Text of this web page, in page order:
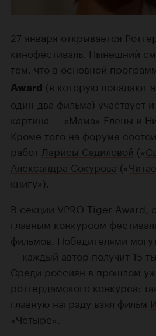
27 января открывается
кинофестиваль. Нынешний
тем, что в основной
Award (в которую попадают
один-два фильма) участвует
картина — «Мама» Елены и
Кроме того на форуме
работ Ларисы Садиловой («
Александра Сокурова («
книгу»).
В секции VPRO Tiger Award,
главным конкурсом
фильмов. Победителями
— каждый автор получит 15
Среди россиян в прошлом
роттердамского конкурса:
главную награду взял фильм
«Четыре».